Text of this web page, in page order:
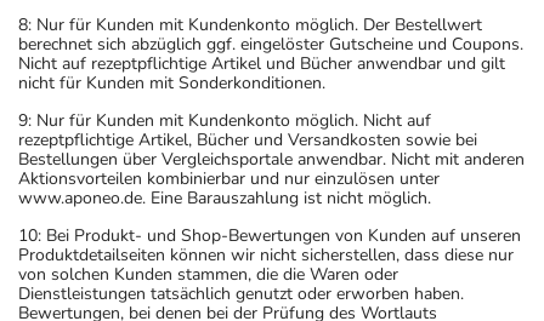
8: Nur für Kunden mit Kundenkonto möglich. Der Bestellwert
berechnet sich abzüglich ggf. eingelöster Gutscheine und Coupons.
Nicht auf rezeptpflichtige Artikel und Bücher anwendbar und gilt
nicht für Kunden mit Sonderkonditionen.
9: Nur für Kunden mit Kundenkonto möglich. Nicht auf
rezeptpflichtige Artikel, Bücher und Versandkosten sowie bei
Bestellungen über Vergleichsportale anwendbar. Nicht mit anderen
Aktionsvorteilen kombinierbar und nur einzulösen unter
www.aponeo.de. Eine Barauszahlung ist nicht möglich.
10: Bei Produkt- und Shop-Bewertungen von Kunden auf unseren
Produktdetailseiten können wir nicht sicherstellen, dass diese nur
von solchen Kunden stammen, die die Waren oder
Dienstleistungen tatsächlich genutzt oder erworben haben.
Bewertungen, bei denen bei der Prüfung des Wortlauts